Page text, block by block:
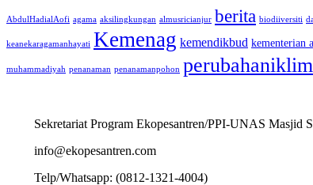
AbdulHadialAofi agama aksilingkungan almusricianjur berita biodiiversiti
keanekaragamanhayati Kemenag kemendikbud kementerian
muhammadiyah penanaman penanamanpohon perubahaniklim
Sekretariat Program Ekopesantren/PPI-UNAS Masjid
info@ekopesantren.com
Telp/Whatsapp: (0812-1321-4004)